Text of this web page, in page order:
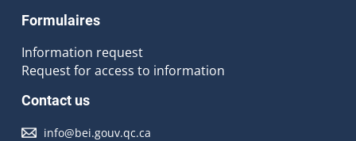
Formulaires
Information request
Request for access to information
Contact us
info@bei.gouv.qc.ca